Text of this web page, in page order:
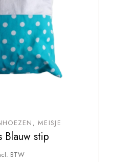
MEISJE
Blauw stip
BTW